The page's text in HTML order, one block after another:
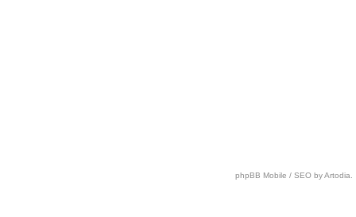
phpBB Mobile / SEO by Artodia.